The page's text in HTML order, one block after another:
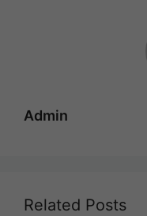
Admin
Related Posts